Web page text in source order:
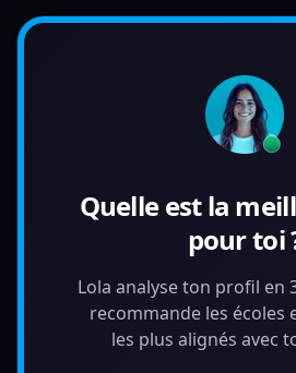
Quelle est la
pour toi
Lola analyse ton profil en
recommande les écoles
les plus alignés avec